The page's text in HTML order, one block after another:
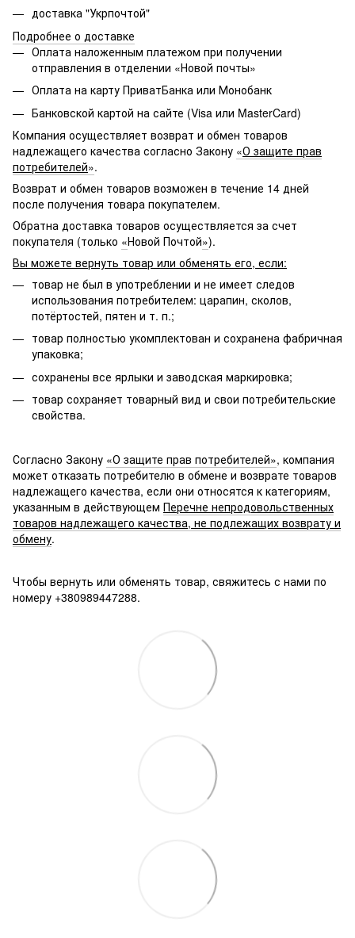
доставка "Укрпочтой"
Подробнее о доставке
Оплата наложенным платежом при получении
отправления в отделении «Новой почты»
Оплата на карту ПриватБанка или Монобанк
Банковской картой на сайте (Visa или MasterCard)
Компания осуществляет возврат и обмен товаров
надлежащего качества согласно Закону «О защите прав
потребителей».
Возврат и обмен товаров возможен в течение 14 дней
после получения товара покупателем.
Обратна доставка товаров осуществляется за счет
покупателя (только «Новой Почтой»).
Вы можете вернуть товар или обменять его, если:
товар не был в употреблении и не имеет следов
использования потребителем: царапин, сколов,
потёртостей, пятен и т. п.;
товар полностью укомплектован и сохранена фабричная
упаковка;
сохранены все ярлыки и заводская маркировка;
товар сохраняет товарный вид и свои потребительские
свойства.
Согласно Закону «О защите прав потребителей», компания
может отказать потребителю в обмене и возврате товаров
надлежащего качества, если они относятся к категориям,
указанным в действующем Перечне непродовольственных
товаров надлежащего качества, не подлежащих возврату и
обмену.
Чтобы вернуть или обменять товар, свяжитесь с нами по
номеру +380989447288.